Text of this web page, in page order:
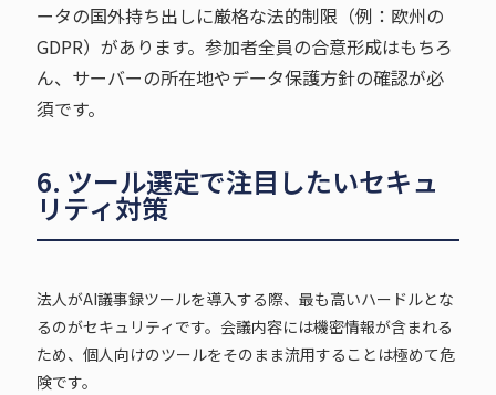
ータの国外持ち出しに厳格な法的制限（例：欧州の
GDPR）があります。参加者全員の合意形成はもちろ
ん、サーバーの所在地やデータ保護方針の確認が必
須です。
6. ツール選定で注目したいセキュ
リティ対策
法人がAI議事録ツールを導入する際、最も高いハードルとな
るのがセキュリティです。会議内容には機密情報が含まれる
ため、個人向けのツールをそのまま流用することは極めて危
険です。